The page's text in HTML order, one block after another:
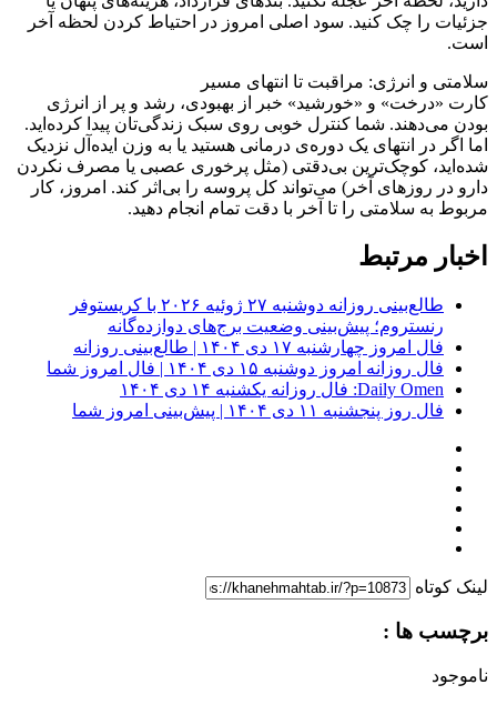
جزئیات را چک کنید. سود اصلی امروز در احتیاط کردن لحظه آخر
است.
سلامتی و انرژی: مراقبت تا انتهای مسیر
کارت «درخت» و «خورشید» خبر از بهبودی، رشد و پر از انرژی
بودن می‌دهند. شما کنترل خوبی روی سبک زندگی‌تان پیدا کرده‌اید.
اما اگر در انتهای یک دوره‌ی درمانی هستید یا به وزن ایده‌آل نزدیک
شده‌اید، کوچک‌ترین بی‌دقتی (مثل پرخوری عصبی یا مصرف نکردن
دارو در روزهای آخر) می‌تواند کل پروسه را بی‌اثر کند. امروز، کار
مربوط به سلامتی را تا آخر با دقت تمام انجام دهید.
اخبار مرتبط
طالع‌بینی روزانه دوشنبه ۲۷ ژوئیه ۲۰۲۶ با کریستوفر
رنستروم؛ پیش‌بینی وضعیت برج‌های دوازده‌گانه
فال امروز چهارشنبه ۱۷ دی ۱۴۰۴ | طالع‌بینی روزانه
فال روزانه امروز دوشنبه ۱۵ دی ۱۴۰۴ | فال امروز شما
Daily Omen: فال روزانه یکشنبه ۱۴ دی ۱۴۰۴
فال روز پنجشنبه ۱۱ دی ۱۴۰۴ | پیش‌بینی امروز شما
لینک کوتاه
برچسب ها :
ناموجود